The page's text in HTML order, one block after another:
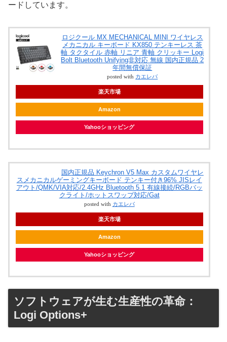
ードしています。
ロジクール MX MECHANICAL MINI ワイヤレス
メカニカル キーボード KX850 テンキーレス 茶
軸 タクタイル 赤軸 リニア 青軸 クリッキー Logi
Bolt Bluetooth Unifying非対応 無線 国内正規品 2
年間無償保証
posted with カエレバ
楽天市場
Amazon
Yahooショッピング
国内正規品 Keychron V5 Max カスタムワイヤレ
スメカニカルゲーミングキーボード テンキー付き96% JISレイ
アウト/QMK/VIA対応/2.4GHz Bluetooth 5.1 有線接続/RGBバッ
クライト/ホットスワップ対応/Gat
posted with カエレバ
楽天市場
Amazon
Yahooショッピング
ソフトウェアが生む生産性の革命：
Logi Options+